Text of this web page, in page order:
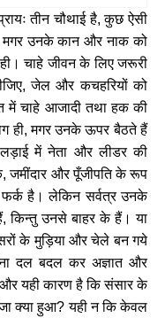
तीन चौथाई है,कुछ ऐसी
मगर उनके कान और नाक को
चाहे जीवन के लिए जरूरी
,जेल और कचहरियों को
में चाहे आजादी तथा हक की
ही,मगर उनके ऊपर बैठते हैं
में नेता और लीडर की
,जमींदार और पूँजीपति के रूप
फर्क है। लेकिन सर्वत्र उनके
,किन्तु उनसे बाहर के हैं। या
के मुड़िया और चेले बन गये
दल बदल कर अज्ञात और
और यही कारण है कि संसार के
क्या हुआ?यही न कि केवल